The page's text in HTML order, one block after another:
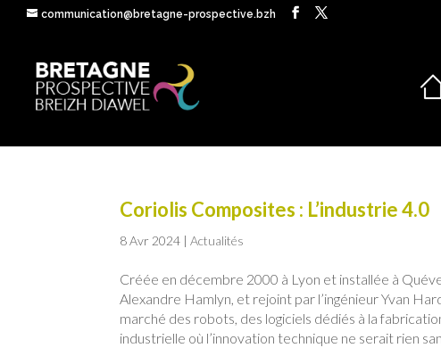
communication@bretagne-prospective.bzh
Coriolis Composites : L’industrie 4.0
8 Avr 2024 |Actualités
Créée en décembre 2000 à Lyon et installée à
Alexandre Hamlyn, et rejoint par l’ingénieur Yvan
marché des robots, des logiciels dédiés à la
industrielle où l’innovation technique ne serait rien